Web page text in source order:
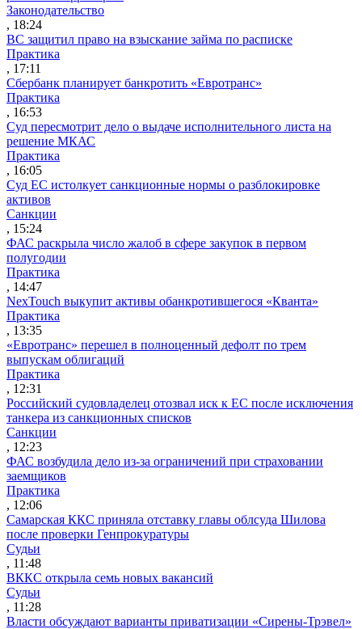
Законодательство
, 18:24
ВС защитил право на взыскание займа по расписке
Практика
, 17:11
Сбербанк планирует банкротить «Евротранс»
Практика
, 16:53
Суд пересмотрит дело о выдаче исполнительного листа на
решение МКАС
Практика
, 16:05
Суд ЕС истолкует санкционные нормы о разблокировке
активов
Санкции
, 15:24
ФАС раскрыла число жалоб в сфере закупок в первом
полугодии
Практика
, 14:47
NexTouch выкупит активы обанкротившегося «Кванта»
Практика
, 13:35
«Евротранс» перешел в полноценный дефолт по трем
выпускам облигаций
Практика
, 12:31
Российский судовладелец отозвал иск к ЕС после исключения
танкера из санкционных списков
Санкции
, 12:23
ФАС возбудила дело из-за ограничений при страховании
заемщиков
Практика
, 12:06
Самарская ККС приняла отставку главы облсуда Шилова
после проверки Генпрокуратуры
Судьи
, 11:48
ВККС открыла семь новых вакансий
Судьи
, 11:28
Власти обсуждают варианты приватизации «Сирены-Трэвел»